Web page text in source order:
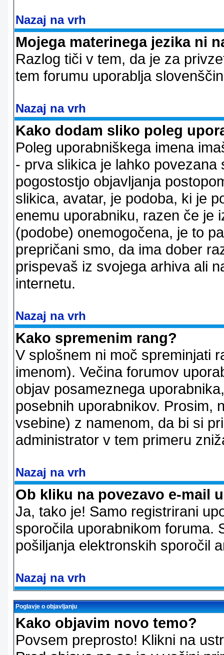
Nazaj na vrh
Mojega materinega jezika ni
Razlog tiči v tem, da je za
tem forumu uporablja
Nazaj na vrh
Kako dodam sliko poleg
Poleg uporabniškega imena
- prva slikica je lahko
pogostostjo objavljanja
slikica, avatar, je podoba, ki je
enemu uporabniku, razen če je
(podobe) onemogočena, je to
prepričani smo, da ima dober
prispevaš iz svojega arhiva ali
internetu.
Nazaj na vrh
Kako spremenim rang?
V splošnem ni moč spreminjati
imenom). Večina forumov
objav posameznega
posebnih uporabnikov. Prosim,
vsebine) z namenom, da bi si
administrator v tem primeru
Nazaj na vrh
Ob kliku na povezavo e-mail
Ja, tako je! Samo registrirani
sporočila uporabnikom foruma.
pošiljanja elektronskih sporočil
Nazaj na vrh
Poglavje o objavljanju
Kako objavim novo temo?
Povsem preprosto! Klikni na